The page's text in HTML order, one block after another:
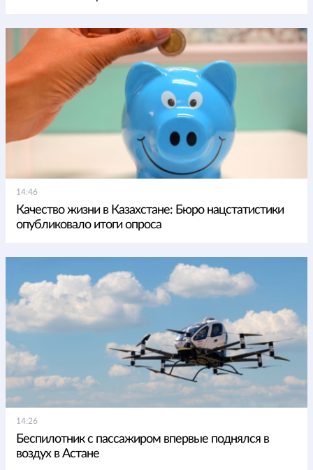
14:46
Качество жизни в Казахстане: Бюро нацстатистики
опубликовало итоги опроса
14:26
Беспилотник с пассажиром впервые поднялся в
воздух в Астане